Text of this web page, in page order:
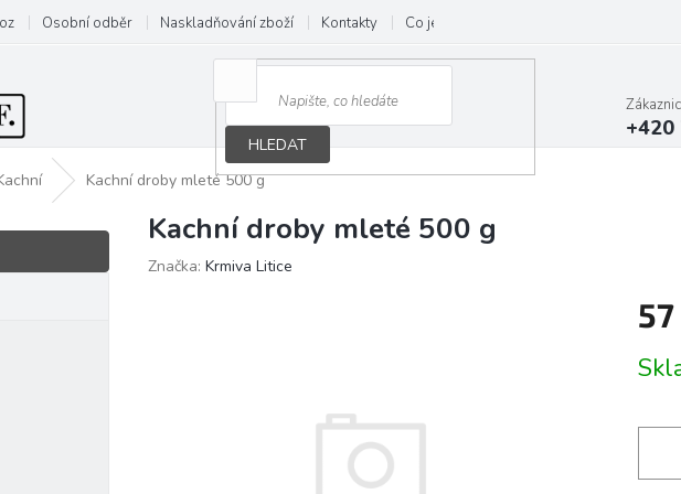
Osobní odběr Naskladňování zboží Kontakty Co je B.A.R.F.
HLEDAT
+420
Kachní droby mleté 500 g
Kachní droby mleté 500 g
Značka: Krmiva Litice
57
cena: